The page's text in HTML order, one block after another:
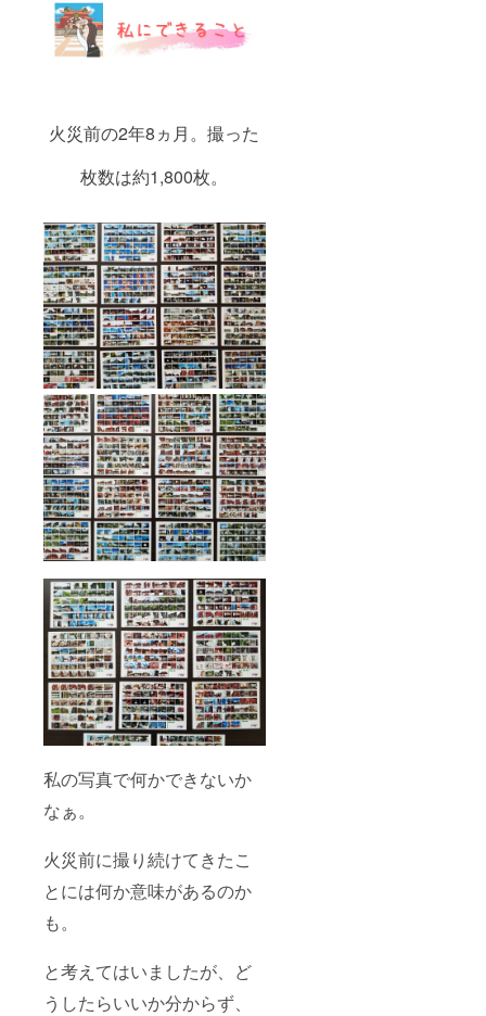
火災前の2年8ヵ月。撮った
枚数は約1,800枚。
私の写真で何かできないか
なぁ。
火災前に撮り続けてきたこ
とには何か意味があるのか
も。
と考えてはいましたが、ど
うしたらいいか分からず、